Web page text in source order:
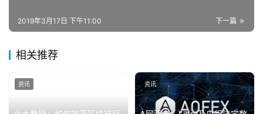
下一篇
2019年3月17日 下午11:00
相关推荐
资讯 资讯